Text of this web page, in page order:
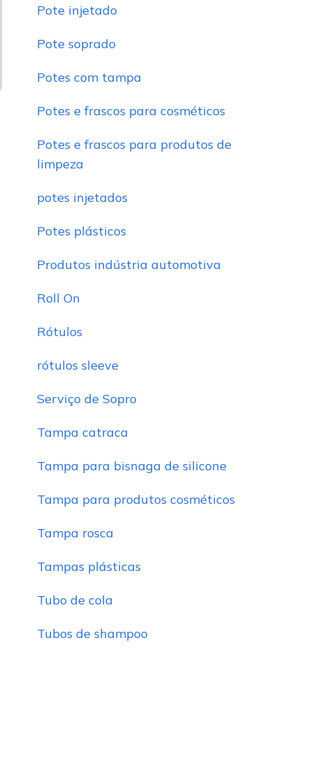
Pote injetado
Pote soprado
Potes com tampa
Potes e frascos para cosméticos
Potes e frascos para produtos de
limpeza
potes injetados
Potes plásticos
Produtos indústria automotiva
Roll On
Rótulos
rótulos sleeve
Serviço de Sopro
Tampa catraca
Tampa para bisnaga de silicone
Tampa para produtos cosméticos
Tampa rosca
Tampas plásticas
Tubo de cola
Tubos de shampoo